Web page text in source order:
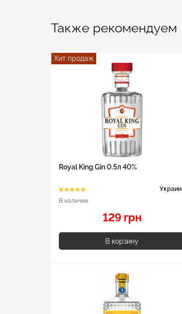
Также рекомендуем
Хит продаж
Royal King Gin 0.5л 40%
В наличии
129 грн
В корзину